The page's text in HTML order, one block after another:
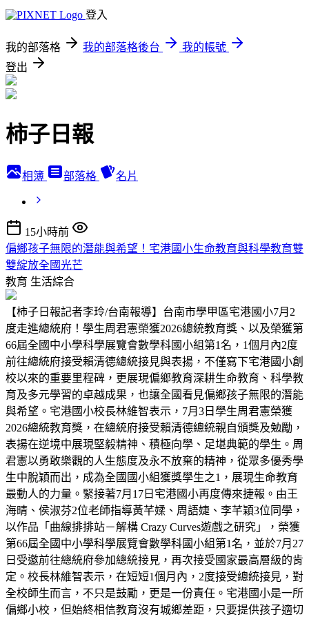
登入
我的部落格 我的部落格後台
我的帳號
登出
柿子日報
相簿 部落格 名片
15小時前
偏鄉孩子無限的潛能與希望！宅港國小生命教育與科學教育雙
雙綻放全國光芒
教育 生活綜合
【柿子日報記者李玲/台南報導】台南市學甲區宅港國小7月2
度走進總統府！學生周君憲榮獲2026總統教育獎、以及榮獲第
66屆全國中小學科學展覽會數學科國小組第1名，1個月內2度
前往總統府接受賴清德總統接見與表揚，不僅寫下宅港國小創
校以來的重要里程碑，更展現偏鄉教育深耕生命教育、科學教
育及多元學習的卓越成果，也讓全國看見偏鄉孩子無限的潛能
與希望。宅港國小校長林維智表示，7月3日學生周君憲榮獲
2026總統教育獎，在總統府接受賴清德總統親自頒獎及勉勵，
表揚在逆境中展現堅毅精神、積極向學、足堪典範的學生。周
君憲以勇敢樂觀的人生態度及永不放棄的精神，從眾多優秀學
生中脫穎而出，成為全國國小組獲獎學生之1，展現生命教育
最動人的力量。緊接著7月17日宅港國小再度傳來捷報。由王
海晴、侯淑芬2位老師指導黃芊媃、周語婕、李芊穎3位同學，
以作品「曲線排排站－解構 Crazy Curves遊戲之研究」，榮獲
第66屆全國中小學科學展覽會數學科國小組第1名，並於7月27
日受邀前往總統府參加總統接見，再次接受國家最高層級的肯
定。校長林維智表示，在短短1個月內，2度接受總統接見，對
全校師生而言，不只是鼓勵，更是一份責任。宅港國小是一所
偏鄉小校，但始終相信教育沒有城鄉差距，只要提供孩子適切